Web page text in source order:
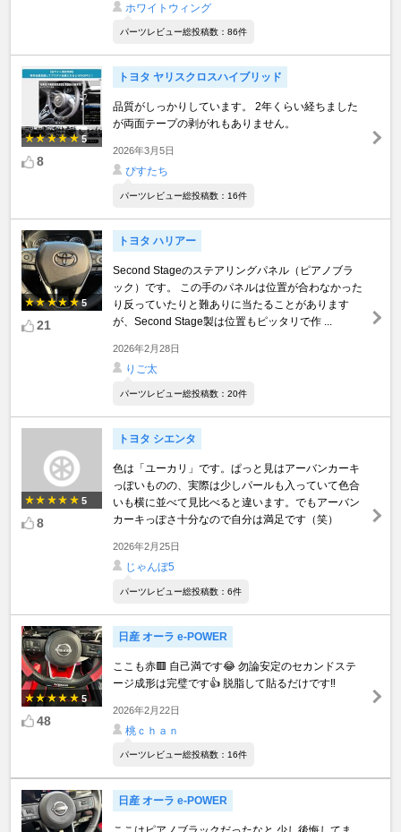
ホワイトウィング
パーツレビュー総投稿数：86件
5
8
トヨタ ヤリスクロスハイブリッド
品質がしっかりしています。 2年くらい経ちました
が両面テープの剥がれもありません。
2026年3月5日
ぴすたち
パーツレビュー総投稿数：16件
5
21
トヨタ ハリアー
Second Stageのステアリングパネル（ピアノブラ
ック）です。 この手のパネルは位置が合わなかった
り反っていたりと難ありに当たることがあります
が、Second Stage製は位置もピッタリで作 ...
2026年2月28日
りご太
パーツレビュー総投稿数：20件
5
8
トヨタ シエンタ
色は「ユーカリ」です。ぱっと見はアーバンカーキ
っぽいものの、実際は少しパールも入っていて色合
いも横に並べて見比べると違います。でもアーバン
カーキっぽさ十分なので自分は満足です（笑）
2026年2月25日
じゃんぼ5
パーツレビュー総投稿数：6件
5
48
日産 オーラ e-POWER
ここも赤🟥 自己満です😂 勿論安定のセカンドステ
ージ成形は完璧です👍 脱脂して貼るだけです‼️
2026年2月22日
桃ｃｈａｎ
パーツレビュー総投稿数：16件
日産 オーラ e-POWER